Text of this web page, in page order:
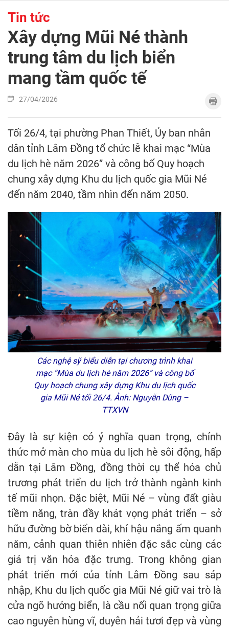
Tin tức
Xây dựng Mũi Né thành
trung tâm du lịch biển
mang tầm quốc tế
27/04/2026
Tối 26/4, tại phường Phan Thiết, Ủy ban nhân
dân tỉnh Lâm Đồng tổ chức lễ khai mạc “Mùa
du lịch hè năm 2026” và công bố Quy hoạch
chung xây dựng Khu du lịch quốc gia Mũi Né
đến năm 2040, tầm nhìn đến năm 2050.
Các nghệ sỹ biểu diễn tại chương trình khai
mạc “Mùa du lịch hè năm 2026” và công bố
Quy hoạch chung xây dựng Khu du lịch quốc
gia Mũi Né tối 26/4. Ảnh: Nguyễn Dũng –
TTXVN
Đây là sự kiện có ý nghĩa quan trọng, chính
thức mở màn cho mùa du lịch hè sôi động, hấp
dẫn tại Lâm Đồng, đồng thời cụ thể hóa chủ
trương phát triển du lịch trở thành ngành kinh
tế mũi nhọn. Đặc biệt, Mũi Né – vùng đất giàu
tiềm năng, tràn đầy khát vọng phát triển – sở
hữu đường bờ biển dài, khí hậu nắng ấm quanh
năm, cảnh quan thiên nhiên đặc sắc cùng các
giá trị văn hóa đặc trưng. Trong không gian
phát triển mới của tỉnh Lâm Đồng sau sáp
nhập, Khu du lịch quốc gia Mũi Né giữ vai trò là
cửa ngõ hướng biển, là cầu nối quan trọng giữa
cao nguyên hùng vĩ, duyên hải tươi đẹp và vùng